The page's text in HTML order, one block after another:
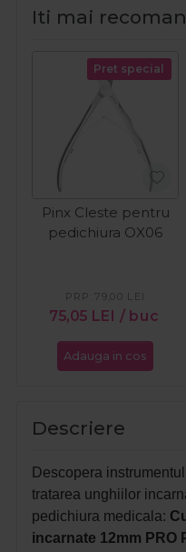
Iti mai
Pret special
Pinx Cleste pentru
pedichiura OX06
75,05 LEI / buc
PRP:79,00 LEI
Adauga in cos
Descriere
Descopera
tratarea unghiilor
pedichiura medicala:
incarnate 12mm PRO